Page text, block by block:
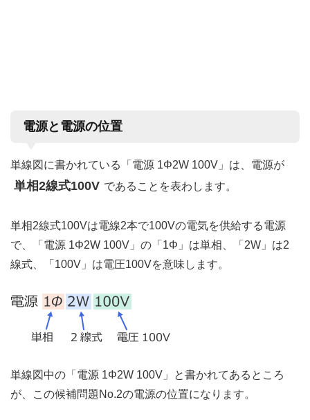
電源と電源の位置
単線図に書かれている「電源 1Φ2W 100V」は、電源が
単相2線式100V であることを表わします。
単相2線式100Vは電線2本で100Vの電気を供給する電源
で、「電源 1Φ2W 100V」の「1Φ」は単相、「2W」は2
線式、「100V」は電圧100Vを意味します。
単線図中の「電源 1Φ2W 100V」と書かれてあるところ
が、この候補問題No.2の電源の位置になります。